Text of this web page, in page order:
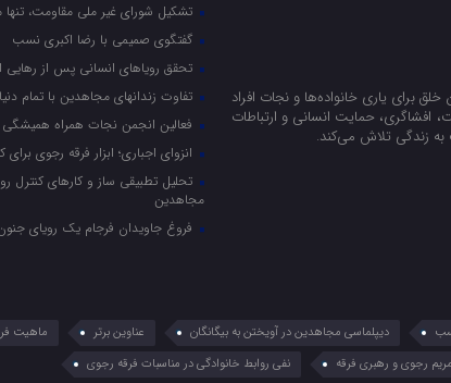
برای یاری خانواده‌ها و نجات افراد
حمایت انسانی و ارتباطات
زندگی تلاش می‌کند.
تشکیل شورای غیر ملی مقاومت،
گفتگوی صمیمی با رضا اکبری نسب
تحقق رویاهای انسانی پس از رهایی
تفاوت زندانهای مجاهدین با تمام دنیا
فعالین انجمن نجات همراه همیشگی
انزوای اجباری؛ ابزار فرقه رجوی
تحلیل تطبیقی ساز و کارهای کنترل
مجاهدین
فروغ جاویدان فرجام یک رویای
دیپلماسی مجاهدین در آویختن به بیگانگان عناوین برتر ماهیت
رجوی و رهبری فرقه نفی روابط خانوادگی در مناسبات فرقه رجوی